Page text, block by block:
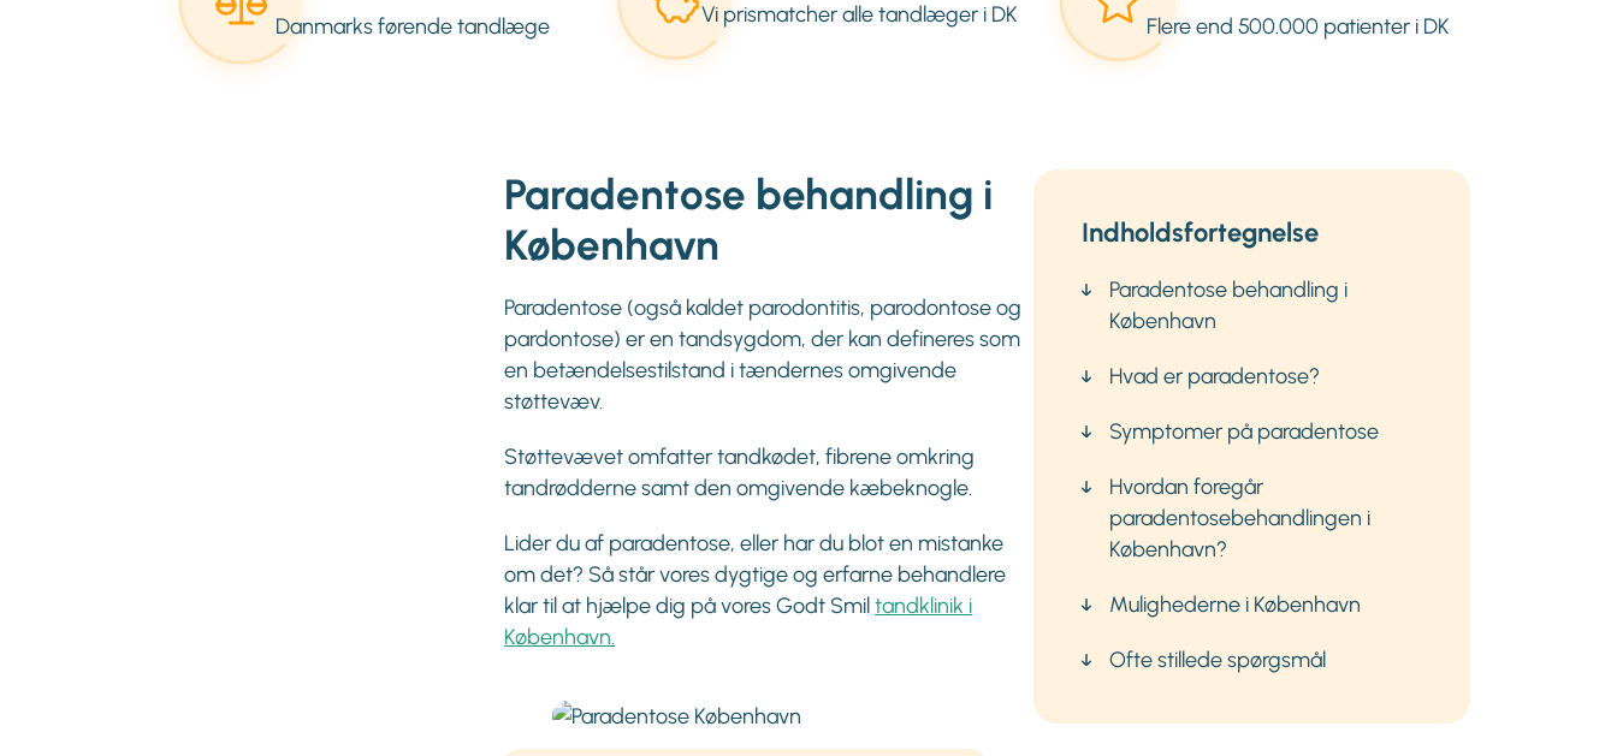
Danmarks førende tandlæge Vi prismatcher alle tandlæger i DK Flere end 500.000 patienter i DK
Paradentose behandling i
København
Paradentose (også kaldet parodontitis, parodontose og
pardontose) er en tandsygdom, der kan defineres som
en betændelsestilstand i tændernes omgivende
støttevæv.
Støttevævet omfatter tandkødet, fibrene omkring
tandrødderne samt den omgivende kæbeknogle.
Lider du af paradentose, eller har du blot en mistanke
om det? Så står vores dygtige og erfarne behandlere
klar til at hjælpe dig på vores Godt Smiltandklinik i
København.
Indholdsfortegnelse
Paradentose behandling i
København
Hvad er paradentose?
Symptomer på paradentose
Hvordan foregår
paradentosebehandlingen i
København?
Mulighederne i København
Ofte stillede spørgsmål